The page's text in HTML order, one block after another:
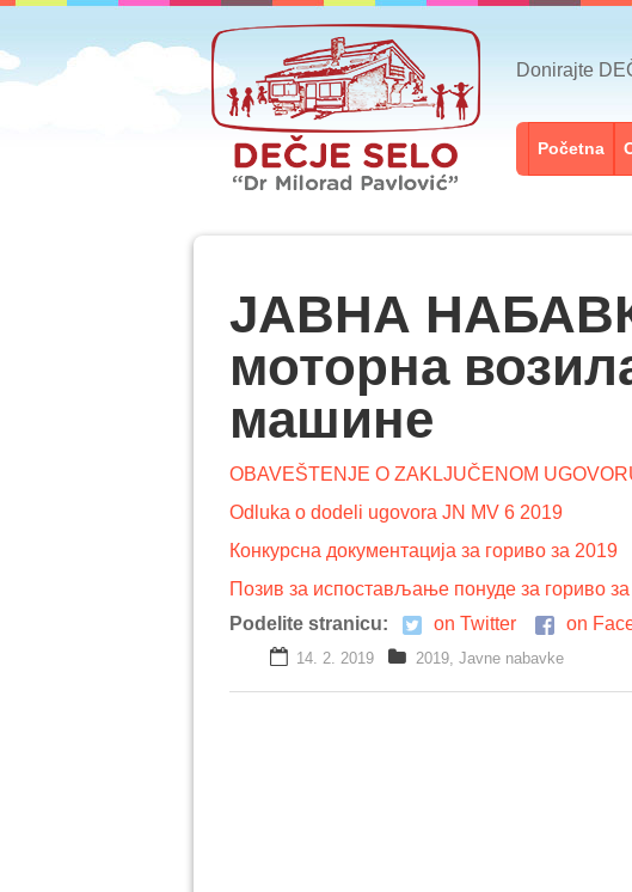
Donirajte
Početna
ЈАВНА
моторна
машине
OBAVEŠTENJE O ZAKLJUČENOM
Odluka o dodeli ugovora JN MV 6 2019
Конкурсна документација за гориво за 2019
Позив за испостављање понуде за гориво
Podelite stranicu:
on Twitter on
14. 2. 2019 2019, Javne nabavke